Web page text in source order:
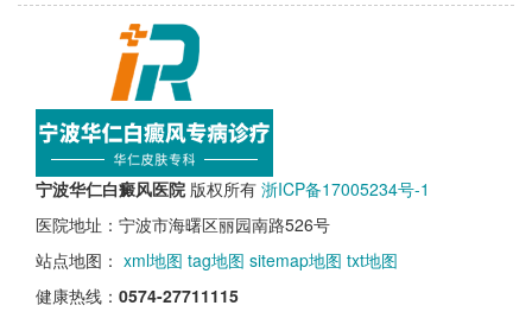
宁波华仁白癜风医院 版权所有 浙ICP备17005234号-1
医院地址：宁波市海曙区丽园南路526号
站点地图： xml地图 tag地图 sitemap地图 txt地图
健康热线： 0574-27711115